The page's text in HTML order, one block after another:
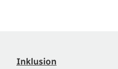
Inklusion